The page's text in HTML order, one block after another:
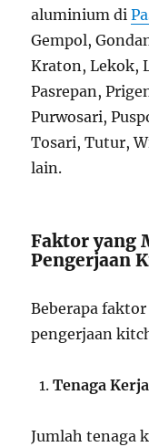
aluminium di
Gempol,
Kraton, Lekok,
Pasrepan,
Purwosari,
Tosari, Tutur,
lain.
Faktor yang
Pengerjaan
Beberapa
pengerjaan
Tenaga Kerja
Jumlah tenaga